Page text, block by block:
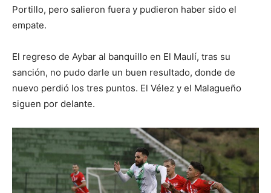
Portillo, pero salieron fuera y pudieron haber sido el
empate.
El regreso de Aybar al banquillo en El Maulí, tras su
sanción, no pudo darle un buen resultado, donde de
nuevo perdió los tres puntos. El Vélez y el Malagueño
siguen por delante.